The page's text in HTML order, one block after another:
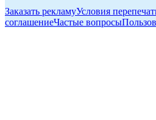
Заказать рекламуУсловия
соглашениеЧастые вопросы